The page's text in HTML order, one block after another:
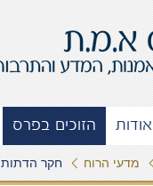
אודות הזוכים בפרס
מדעי הרוח חקר הדתות